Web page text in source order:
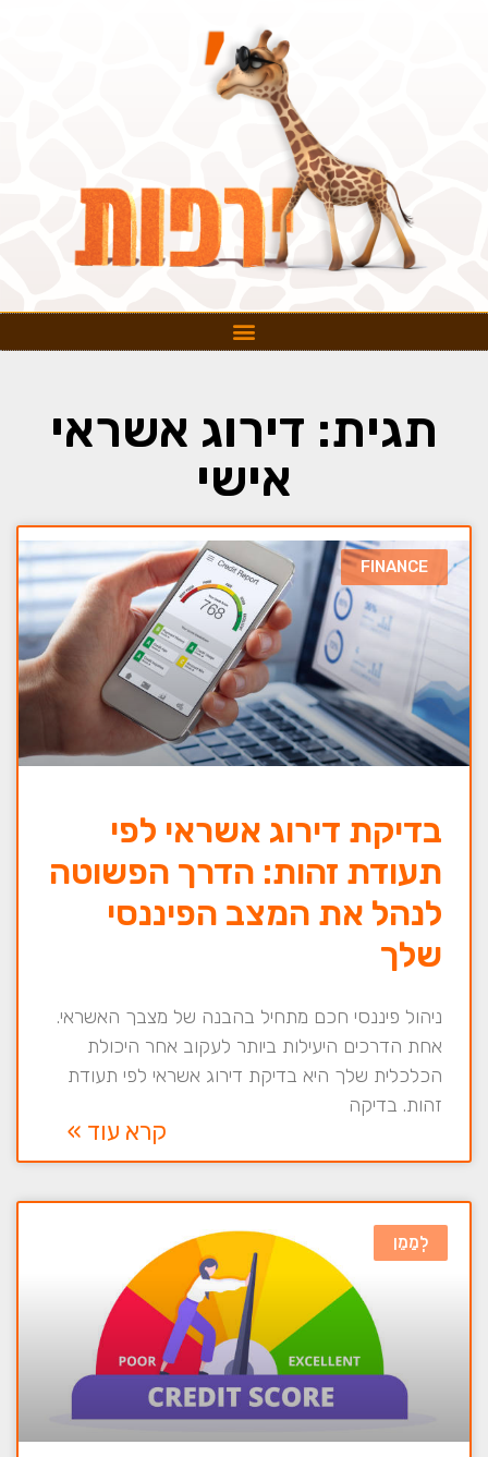
תגית: דירוג אשראי
אישי
FINANCE
בדיקת דירוג אשראי לפי
תעודת זהות: הדרך הפשוטה
לנהל את המצב הפיננסי
שלך
ניהול פיננסי חכם מתחיל בהבנה של מצבך האשראי.
אחת הדרכים היעילות ביותר לעקוב אחר היכולת
הכלכלית שלך היא בדיקת דירוג אשראי לפי תעודת
זהות. בדיקה
קרא עוד »
לְמַמֵן